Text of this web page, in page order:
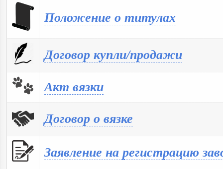
Положение о титулах
Договор купли/продажи
Акт вязки
Договор о вязке
Заявление на регистрацию